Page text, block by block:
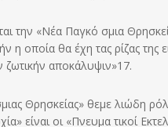
την «Νέα Παγκό σμια
η οποία θα έχη τας ρίζας
αποκάλυψιν»17.
Θρησκείας» θεμε λιώδη
είναι οι «Πνευμα τικοί